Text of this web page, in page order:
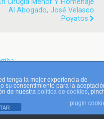
Cirugía Menor Y Homenaje
Al Abogado, José Velasco
Poyatos
Escritorio
tenga la mejor experiencia de
su consentimiento para la
de nuestra política de cookies,
plugin